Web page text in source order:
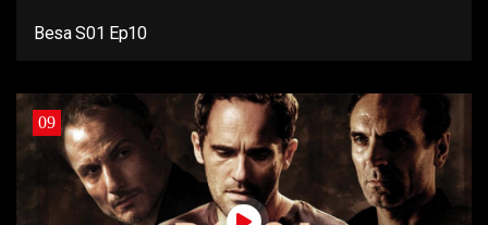
Besa S01 Ep10
09